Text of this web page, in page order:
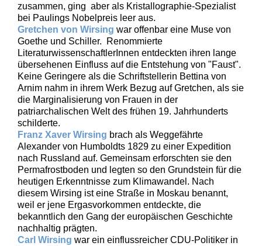
zusammen, ging aber als Kristallographie-Spezialist
bei Paulings Nobelpreis leer aus.
Gretchen von Wirsing war offenbar eine Muse von
Goethe und Schiller. Renommierte
LiteraturwissenschaftlerInnen entdeckten ihren lange
übersehenen Einfluss auf die Entstehung von "Faust".
Keine Geringere als die Schriftstellerin Bettina von
Arnim nahm in ihrem Werk Bezug auf Gretchen, als sie
die Marginalisierung von Frauen in der
patriarchalischen Welt des frühen 19. Jahrhunderts
schilderte.
Franz Xaver Wirsing brach als Weggefährte
Alexander von Humboldts 1829 zu einer Expedition
nach Russland auf. Gemeinsam erforschten sie den
Permafrostboden und legten so den Grundstein für die
heutigen Erkenntnisse zum Klimawandel. Nach
diesem Wirsing ist eine Straße in Moskau benannt,
weil er jene Ergasvorkommen entdeckte, die
bekanntlich den Gang der europäischen Geschichte
nachhaltig prägten.
Carl Wirsing war ein einflussreicher CDU-Politiker in